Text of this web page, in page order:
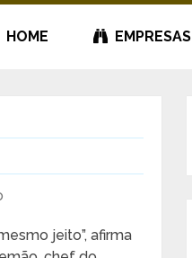
HOME EMPRESAS
jeito”, afirma